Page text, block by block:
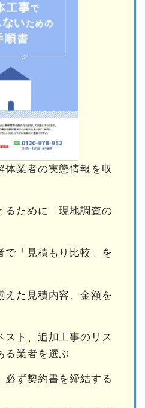
体業者の実態情報を収
るために「現地調査の
で「見積もり比較」を
えた見積内容、金額を
スト、追加工事のリス
る業者を選ぶ
必ず契約書を締結する